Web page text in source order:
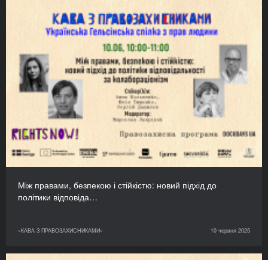
Між правами, безпекою і стійкістю: новий підхід до
політики відповіда…
«КАВА З ПРАВОЗАХИСНИКАМИ» 10 червня 2025